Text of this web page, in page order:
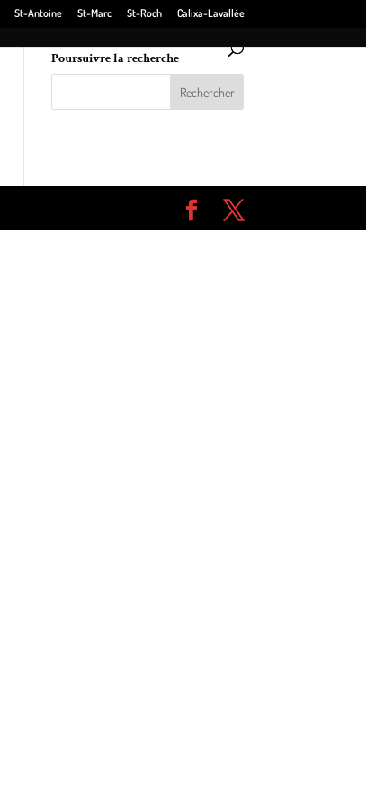
St-Antoine St-Marc St-Roch Calixa-Lavallée
Poursuivre la recherche